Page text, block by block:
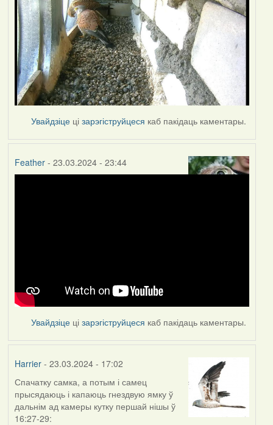
Увайдзіце цізарэгіструйцеся каб пакідаць каментары.
Feather- 23.03.2024 - 23:44
Увайдзіце цізарэгіструйцеся каб пакідаць каментары.
Harrier- 23.03.2024 - 17:02
Спачатку самка, а потым і самец
прысядаюць і капаюць гнездвую ямку ў
дальнім ад камеры кутку першай нішы ў
16:27-29: